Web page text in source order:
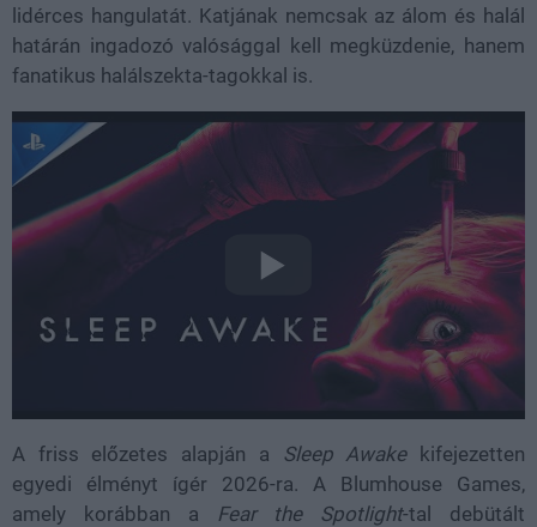
lidérces hangulatát. Katjának nemcsak az álom és halál
határán ingadozó valósággal kell megküzdenie, hanem
fanatikus halálszekta-tagokkal is.
A friss előzetes alapján a Sleep Awakekifejezetten
egyedi élményt ígér 2026-ra. A Blumhouse Games,
amely korábban a
Fear the Spotlight-tal debütált